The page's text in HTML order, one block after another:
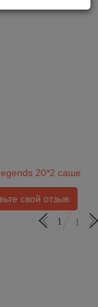
20*2 саше
свой отзыв
1 1